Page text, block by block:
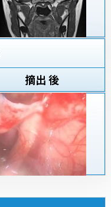
摘出 後